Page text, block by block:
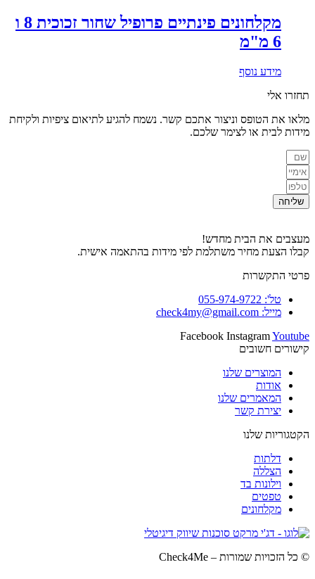
מקלחונים פינתיים פרופיל שחור זכוכית 8 ו
6 מ"מ
מידע נוסף
תחזרו אלי
מלאו את הטופס וניצור אתכם קשר. נשמח להגיע לתיאום ציפיות ולקיחת
מידות לבית או לצימר שלכם.
שליחה
מעצבים את הבית מחדש!
קבלו הצעת מחיר משתלמת לפי מידות בהתאמה אישית.
פרטי התקשרות
טל': 055-974-9722
מייל: check4my@gmail.com
Facebook InstagramYoutube
קישורים חשובים
המוצרים שלנו
אודות
המאמרים שלנו
יצירת קשר
הקטגוריות שלנו
דלתות
הצללה
וילונות בד
טפטים
מקלחונים
©️ כל הזכויות שמורות – Check4Me